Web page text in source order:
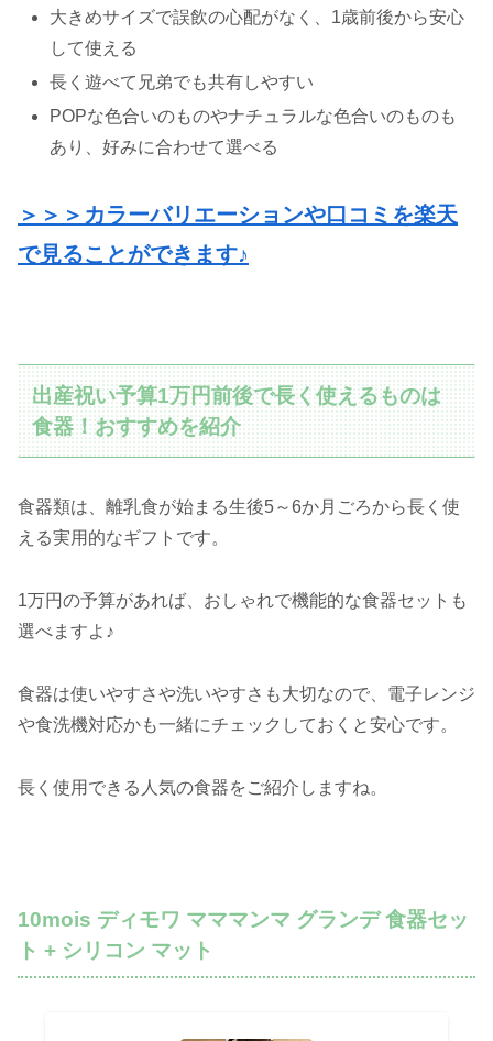
大きめサイズで誤飲の心配がなく、1歳前後から安心
して使える
長く遊べて兄弟でも共有しやすい
POPな色合いのものやナチュラルな色合いのものも
あり、好みに合わせて選べる
＞＞＞カラーバリエーションや口コミを楽天
で見ることができます♪
出産祝い予算1万円前後で長く使えるものは
食器！おすすめを紹介
食器類は、離乳食が始まる生後5～6か月ごろから長く使
える実用的なギフトです。
1万円の予算があれば、おしゃれで機能的な食器セットも
選べますよ♪
食器は使いやすさや洗いやすさも大切なので、電子レンジ
や食洗機対応かも一緒にチェックしておくと安心です。
長く使用できる人気の食器をご紹介しますね。
10mois ディモワ マママンマ グランデ 食器セッ
ト + シリコン マット